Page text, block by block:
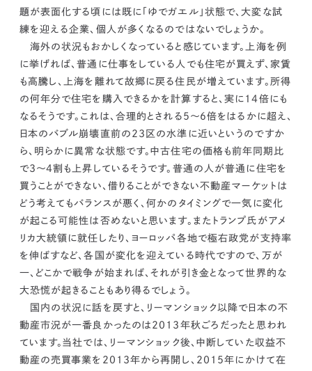
題が表面化する頃には既に「ゆでガエル」状態で、大変な試
練を迎える企業、個人が多くなるのではないでしょうか。
海外の状況もおかしくなっていると感じています。上海を例
に挙げれば、普通に仕事をしている人でも住宅が買えず、家賃
も高騰し、上海を離れて故郷に戻る住民が増えています。所得
の何年分で住宅を購入できるかを計算すると、実に14倍にも
なるそうです。これは、合理的とされる5〜6倍をはるかに超え、
日本のバブル崩壊直前の23区の水準に近いというのですか
ら、明らかに異常な状態です。中古住宅の価格も前年同期比
で3〜4割も上昇しているそうです。普通の人が普通に住宅を
買うことができない、借りることができない不動産マーケットは
どう考えてもバランスが悪く、何かのタイミングで一気に変化
が起こる可能性は否めないと思います。またトランプ氏がアメ
リカ大統領に就任したり、ヨーロッパ各地で極右政党が支持率
を伸ばすなど、各国が変化を迎えている時代ですので、 万が
一、どこかで戦争が始まれば、それが引き金となって世界的な
大恐慌が起きることもあり得るでしょう。
国内の状況に話を戻すと、 リーマンショック以降で日本の不
動産市況が一番良かったのは2013年秋ごろだったと思われ
ています。当社では、リーマンショック後、中断していた収益不
動産の売買事業を2013年から再開し、2015年にかけて在